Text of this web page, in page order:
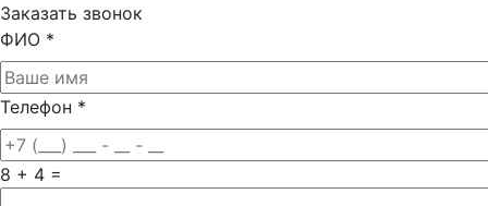
Заказать звонок
ФИО *
Телефон *
8 + 4 =